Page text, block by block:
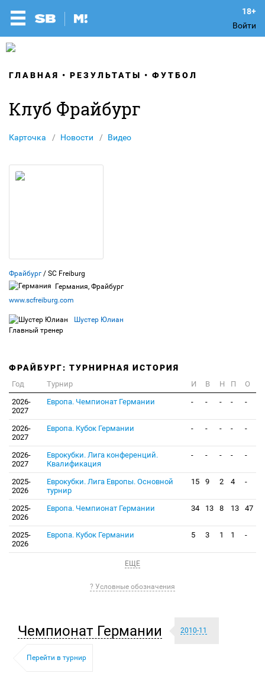
Войти
ГЛАВНАЯ РЕЗУЛЬТАТЫ ФУТБОЛ
Клуб Фрайбург
Карточка Новости Видео
Фрайбург / SC Freiburg
Германия, Фрайбург
www.scfreiburg.com
Шустер Юлиан
Главный тренер
ФРАЙБУРГ: ТУРНИРНАЯ ИСТОРИЯ
Год Турнир И В Н П
О
2026-
2027
Европа. Чемпионат Германии - - - - -
2026-
2027
Европа. Кубок Германии - - - - -
2026-
2027
Еврокубки. Лига конференций.
Квалификация
- - - - -
2025-
2026
Еврокубки. Лига Европы. Основной
турнир
15 9 2 4 -
2025-
2026
Европа. Чемпионат Германии 34 13 8 13 47
2025-
2026
Европа. Кубок Германии 5 3 1 1 -
ЕЩЕ
? Условные обозначения
Чемпионат Германии 2010-11
Перейти в турнир